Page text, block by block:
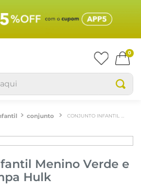
0
conjunto
Menino Verde e
Hulk